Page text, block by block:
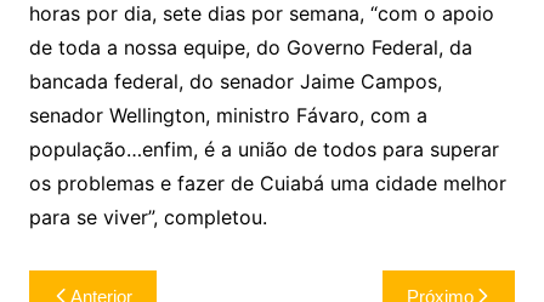
horas por dia, sete dias por semana, “com o apoio
de toda a nossa equipe, do Governo Federal, da
bancada federal, do senador Jaime Campos,
senador Wellington, ministro Fávaro, com a
população…enfim, é a união de todos para superar
os problemas e fazer de Cuiabá uma cidade melhor
para se viver”, completou.
Navegação
Anterior Próximo